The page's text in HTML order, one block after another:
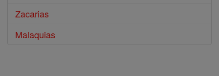
Zacarias
Malaquias